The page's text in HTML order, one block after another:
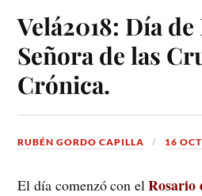
Velá2018: Día
Señora de las
Crónica.
RUBÉN GORDO CAPILLA 16
El día comenzó con elRosario